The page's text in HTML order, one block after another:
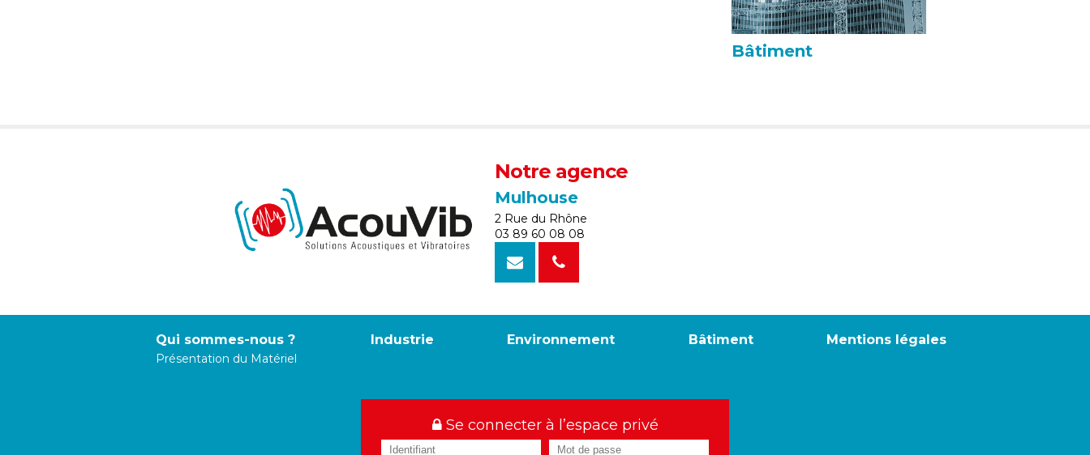
Bâtiment
Notre agence
Mulhouse
2 Rue du Rhône
03 89 60 08 08
Qui sommes-nous ?
Présentation du Matériel
Industrie Environnement Bâtiment Mentions légales
Se connecter à l’espace privé